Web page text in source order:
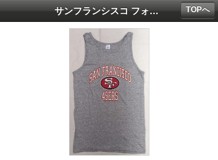
サンフランシスコ フォーティーナイナーズ グッズ チャンピオン トリコタグ ヴィンテージ タンクトップ "MADE IN U.S.A. TOPへ